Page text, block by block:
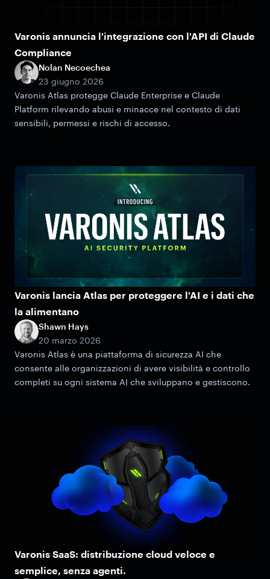
Varonis annuncia l'integrazione con l'API di Claude
Compliance
Nolan Necoechea
23 giugno 2026
Varonis Atlas protegge Claude Enterprise e Claude
Platform rilevando abusi e minacce nel contesto di dati
sensibili, permessi e rischi di accesso.
Varonis lancia Atlas per proteggere l'AI e i dati che
la alimentano
Shawn Hays
20 marzo 2026
Varonis Atlas è una piattaforma di sicurezza AI che
consente alle organizzazioni di avere visibilità e controllo
completi su ogni sistema AI che sviluppano e gestiscono.
Varonis SaaS: distribuzione cloud veloce e
semplice, senza agenti.